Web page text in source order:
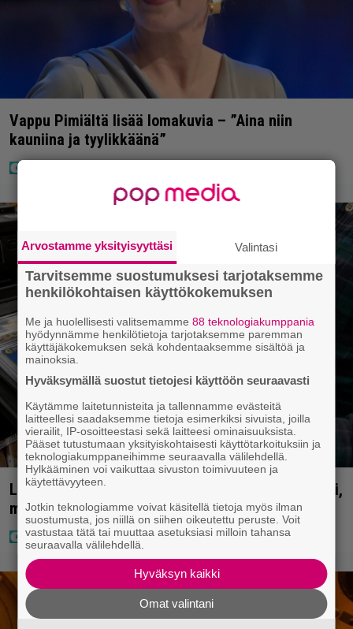
Vappu Pimiältä lisää lomakuvia – ”Aina niin
kauniina ja tyylikkäänä”
Lapset ostivat isälle lahjaksi arvan – päävoitto tuli,
mutta miten sitten kävikään
Arvostamme yksityisyyttäsi Valintasi
Tarvitsemme suostumuksesi tarjotaksemme
henkilökohtaisen käyttökokemuksen
Me ja huolellisesti valitsemamme88 teknologiakumppania
hyödynnämme henkilötietoja tarjotaksemme paremman
käyttäjäkokemuksen sekä kohdentaaksemme sisältöä ja
mainoksia.
Hyväksymällä suostut tietojesi käyttöön seuraavasti
Käytämme laitetunnisteita ja tallennamme evästeitä
laitteellesi saadaksemme tietoja esimerkiksi sivuista, joilla
vierailit, IP-osoitteestasi sekä laitteesi ominaisuuksista.
Pääset tutustumaan yksityiskohtaisesti käyttötarkoituksiin ja
teknologiakumppaneihimme seuraavalla välilehdellä.
Hylkääminen voi vaikuttaa sivuston toimivuuteen ja
käytettävyyteen.
Jotkin teknologiamme voivat käsitellä tietoja myös ilman
suostumusta, jos niillä on siihen oikeutettu peruste. Voit
vastustaa tätä tai muuttaa asetuksiasi milloin tahansa
seuraavalla välilehdellä.
Hyväksyn kaikki
Omat valintani